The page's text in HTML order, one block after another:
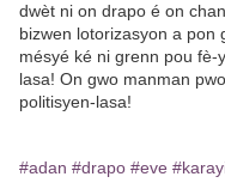
dwèt ni on drapo é on
bizwen lotorizasyon a pon
mésyé ké ni grenn pou
lasa! On gwo manman
politisyen-lasa!
#adan #drapo #eve